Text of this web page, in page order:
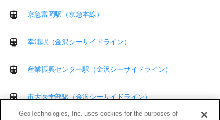
京急富岡駅（京急本線）
幸浦駅（金沢シーサイドライン）
産業振興センター駅（金沢シーサイドライン）
市大医学部駅（金沢シーサイドライン）
GeoTechnologies, Inc. uses cookies for the purposes of